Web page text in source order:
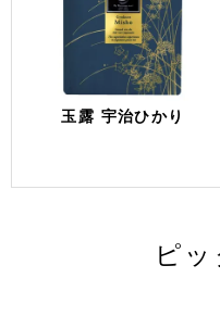
玉露 宇治ひかり
ピ